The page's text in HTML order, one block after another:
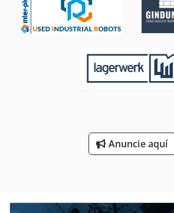
Anuncie aquí